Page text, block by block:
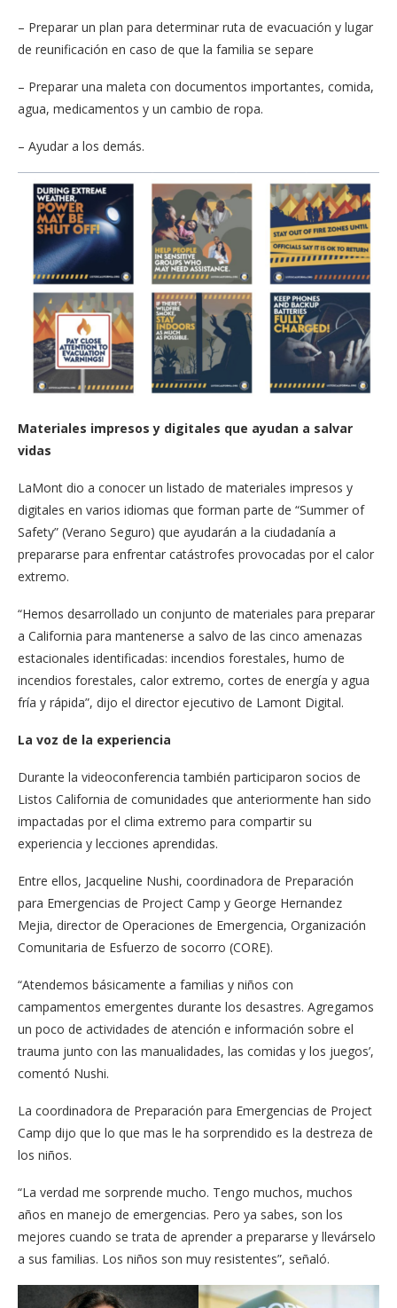
– Preparar un plan para determinar ruta de evacuación y lugar
de reunificación en caso de que la familia se separe
– Preparar una maleta con documentos importantes, comida,
agua, medicamentos y un cambio de ropa.
– Ayudar a los demás.
Materiales impresos y digitales que ayudan a salvar
vidas
LaMont dio a conocer un listado de materiales impresos y
digitales en varios idiomas que forman parte de “Summer of
Safety” (Verano Seguro) que ayudarán a la ciudadanía a
prepararse para enfrentar catástrofes provocadas por el calor
extremo.
“Hemos desarrollado un conjunto de materiales para preparar
a California para mantenerse a salvo de las cinco amenazas
estacionales identificadas: incendios forestales, humo de
incendios forestales, calor extremo, cortes de energía y agua
fría y rápida”, dijo el director ejecutivo de Lamont Digital.
La voz de la experiencia
Durante la videoconferencia también participaron socios de
Listos California de comunidades que anteriormente han sido
impactadas por el clima extremo para compartir su
experiencia y lecciones aprendidas.
Entre ellos, Jacqueline Nushi, coordinadora de Preparación
para Emergencias de Project Camp y George Hernandez
Mejia, director de Operaciones de Emergencia, Organización
Comunitaria de Esfuerzo de socorro (CORE).
“Atendemos básicamente a familias y niños con
campamentos emergentes durante los desastres. Agregamos
un poco de actividades de atención e información sobre el
trauma junto con las manualidades, las comidas y los juegos’,
comentó Nushi.
La coordinadora de Preparación para Emergencias de Project
Camp dijo que lo que mas le ha sorprendido es la destreza de
los niños.
“La verdad me sorprende mucho. Tengo muchos, muchos
años en manejo de emergencias. Pero ya sabes, son los
mejores cuando se trata de aprender a prepararse y llevárselo
a sus familias. Los niños son muy resistentes”, señaló.